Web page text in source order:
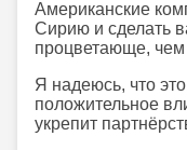
Американские
Сирию и сделать
процветающе, чем
Я надеюсь, что
положительное
укрепит